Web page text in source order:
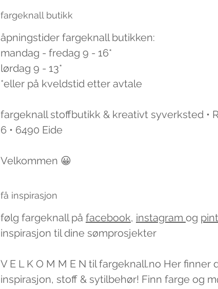
fargeknall butikk
åpningstider fargeknall butikken:
mandag - fredag 9 - 16*
lørdag 9 - 13*
*eller på kveldstid etter avtale
fargeknall stoffbutikk & kreativt syverksted •
6 • 6490 Eide
Velkommen 😀
få inspirasjon
følg fargeknall på facebook, instagram og
inspirasjon til dine sømprosjekter
V E L K O M M E N til fargeknall.no Her finner
inspirasjon, stoff & sytilbehør! Finn farge og